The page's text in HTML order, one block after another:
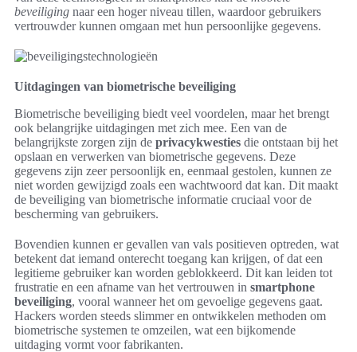
beveiliging naar een hoger niveau tillen, waardoor gebruikers
vertrouwder kunnen omgaan met hun persoonlijke gegevens.
Uitdagingen van biometrische beveiliging
Biometrische beveiliging biedt veel voordelen, maar het brengt
ook belangrijke uitdagingen met zich mee. Een van de
belangrijkste zorgen zijn de privacykwesties die ontstaan bij het
opslaan en verwerken van biometrische gegevens. Deze
gegevens zijn zeer persoonlijk en, eenmaal gestolen, kunnen ze
niet worden gewijzigd zoals een wachtwoord dat kan. Dit maakt
de beveiliging van biometrische informatie cruciaal voor de
bescherming van gebruikers.
Bovendien kunnen er gevallen van vals positieven optreden, wat
betekent dat iemand onterecht toegang kan krijgen, of dat een
legitieme gebruiker kan worden geblokkeerd. Dit kan leiden tot
frustratie en een afname van het vertrouwen in smartphone
beveiliging, vooral wanneer het om gevoelige gegevens gaat.
Hackers worden steeds slimmer en ontwikkelen methoden om
biometrische systemen te omzeilen, wat een bijkomende
uitdaging vormt voor fabrikanten.